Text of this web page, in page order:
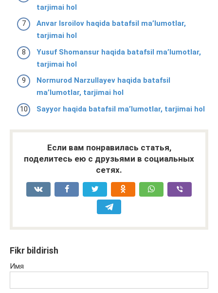
tarjimai hol
Anvar Isroilov haqida batafsil ma’lumotlar,
tarjimai hol
Yusuf Shomansur haqida batafsil ma’lumotlar,
tarjimai hol
Normurod Narzullayev haqida batafsil
ma’lumotlar, tarjimai hol
Sayyor haqida batafsil ma’lumotlar, tarjimai hol
Если вам понравилась статья,
поделитесь ею с друзьями в социальных
сетях.
Fikr bildirish
Имя